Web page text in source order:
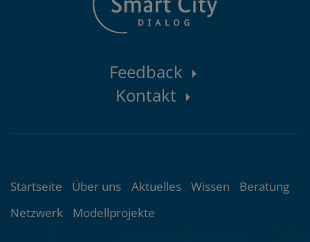
Kontaktbereich
Feedback
Kontakt
Themenübersicht
Startseite Über uns Aktuelles Wissen
Beratung
Netzwerk
Modellprojekte